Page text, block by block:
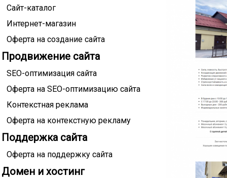
Сайт-каталог
Интернет-магазин
Оферта на создание сайта
Продвижение сайта
SEO-оптимизация сайта
Оферта на SEO-оптимизацию сайта
Контекстная реклама
Оферта на контекстную рекламу
Поддержка сайта
Оферта на поддержку сайта
Домен и хостинг